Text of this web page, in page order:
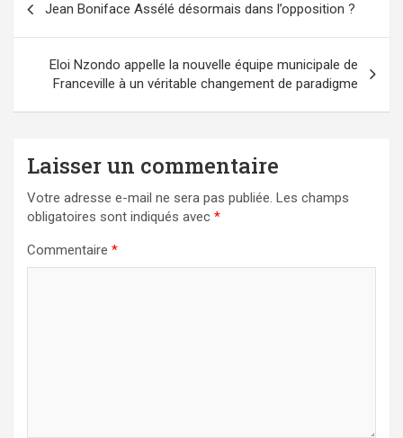
de
l’article
Jean Boniface Assélé désormais dans l’opposition ?
Eloi Nzondo appelle la nouvelle équipe municipale de
Franceville à un véritable changement de paradigme
Laisser un commentaire
Votre adresse e-mail ne sera pas publiée. Les champs
obligatoires sont indiqués avec *
Commentaire *